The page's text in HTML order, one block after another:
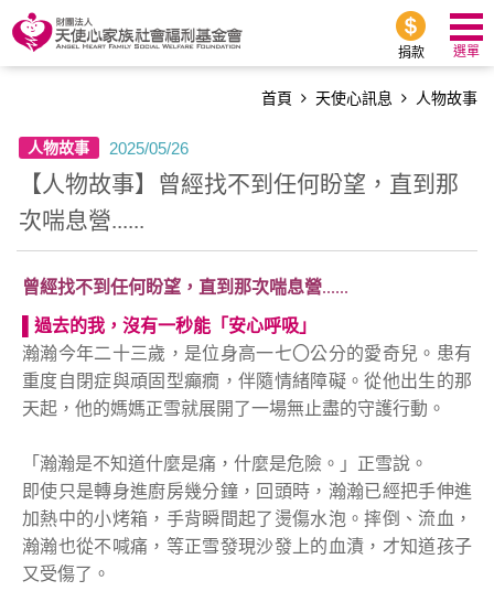
選單
捐款
首頁 天使心訊息 人物故事
人物故事 2025/05/26
【人物故事】曾經找不到任何盼望，直到那
次喘息營......
曾經找不到任何盼望，直到那次喘息營......
過去的我，沒有一秒能「安心呼吸」
瀚瀚今年二十三歲，是位身高一七〇公分的愛奇兒。患有
重度自閉症與頑固型癲癇，伴隨情緒障礙。從他出生的那
天起，他的媽媽正雪就展開了一場無止盡的守護行動。
「瀚瀚是不知道什麼是痛，什麼是危險。」正雪說。
即使只是轉身進廚房幾分鐘，回頭時，瀚瀚已經把手伸進
加熱中的小烤箱，手背瞬間起了燙傷水泡。摔倒、流血，
瀚瀚也從不喊痛，等正雪發現沙發上的血漬，才知道孩子
又受傷了。